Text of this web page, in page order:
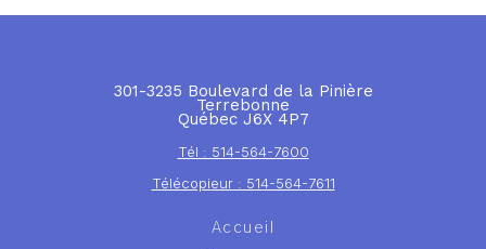
301-3235 Boulevard de la Pinière
Terrebonne
Québec J6X 4P7
Tél : 514-564-7600
Télécopieur : 514-564-7611
Accueil